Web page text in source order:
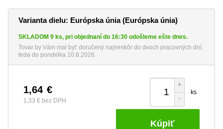
Varianta dielu: Európska únia (Európska únia)
SKLADOM 9 ks, pri objednaní do 16:30 odošleme ešte dnes.
Tovar by Vám mal byť doručený najneskôr do dvoch pracovných dní,
teda do pondelka 10.8.2026.
1,64 €
1,33 € bez DPH -
+
ks
Kúpiť